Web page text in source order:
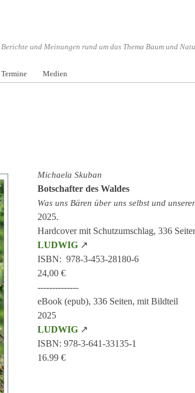
Berichte und Meinungen rund um das Thema Baum und
Menü überspringen
▼
Termine Medien
Michaela Skuban
Botschafter des Waldes
Was uns Bären über uns selbst und
2025.
Hardcover mit Schutzumschlag, 336
LUDWIG ↗
ISBN: 978-3-453-28180-6
24,00 €
--------------
eBook (epub), 336 Seiten, mit Bildteil
2025
LUDWIG ↗
ISBN: 978-3-641-33135-1
16.99 €